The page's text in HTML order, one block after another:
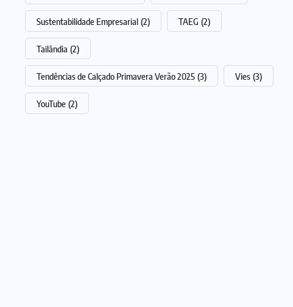
Sustentabilidade Empresarial (2) TAEG (2)
Tailândia (2)
Tendências de Calçado Primavera Verão 2025 (3) Vies (3)
YouTube (2)